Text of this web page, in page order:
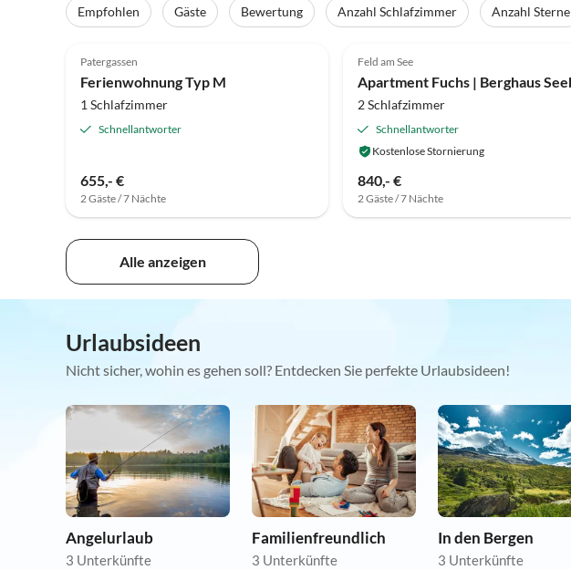
Empfohlen Gäste Bewertung Anzahl Schlafzimmer Anzahl Sterne
Patergassen
Ferienwohnung Typ M
1 Schlafzimmer
Schnellantworter
655,- €
2 Gäste / 7 Nächte
Feld am See
2 Schlafzimmer
Schnellantworter
Kostenlose Stornierung
840,- €
2 Gäste / 7 Nächte
Alle anzeigen
Urlaubsideen
Nicht sicher, wohin es gehen soll? Entdecken Sie perfekte Urlaubsideen!
Angelurlaub
3 Unterkünfte
Familienfreundlich
3 Unterkünfte
In den Bergen
3 Unterkünfte